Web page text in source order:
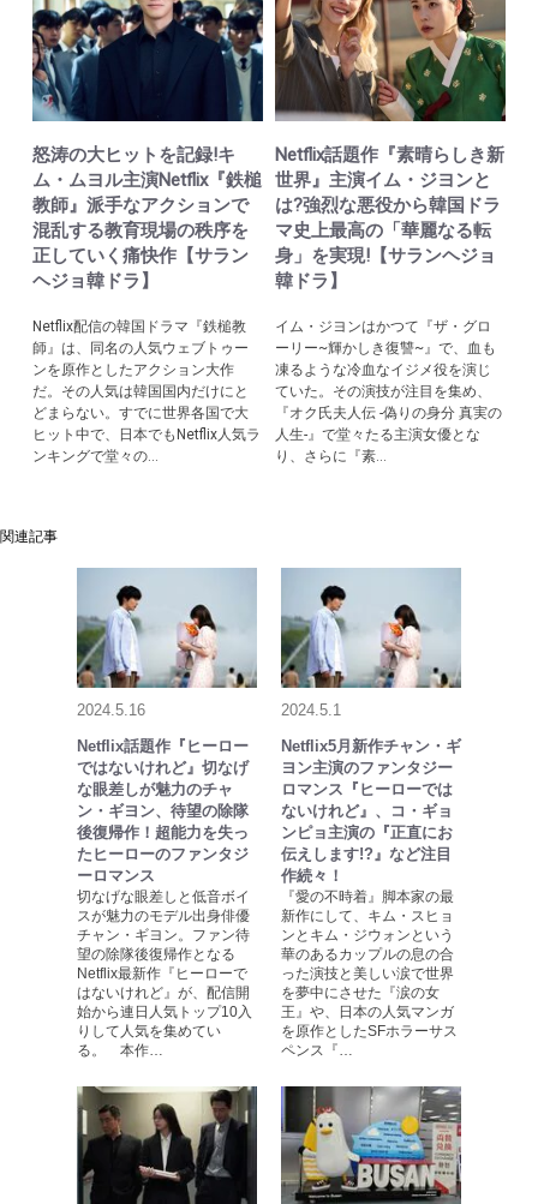
怒涛の大ヒットを記録!キ
ム・ムヨル主演Netflix『鉄槌
教師』派手なアクションで
混乱する教育現場の秩序を
正していく痛快作【サラン
ヘジョ韓ドラ】
Netflix配信の韓国ドラマ『鉄槌教
師』は、同名の人気ウェブトゥー
ンを原作としたアクション大作
だ。その人気は韓国国内だけにと
どまらない。すでに世界各国で大
ヒット中で、日本でもNetflix人気ラ
ンキングで堂々の...
Netflix話題作『素晴らしき新
世界』主演イム・ジヨンと
は?強烈な悪役から韓国ドラ
マ史上最高の「華麗なる転
身」を実現!【サランヘジョ
韓ドラ】
イム・ジヨンはかつて『ザ・グロ
ーリー~輝かしき復讐~』で、血も
凍るような冷血なイジメ役を演じ
ていた。その演技が注目を集め、
『オク氏夫人伝 -偽りの身分 真実の
人生-』で堂々たる主演女優とな
り、さらに『素...
関連記事
2024.5.16
Netflix話題作『ヒーロー
ではないけれど』切なげ
な眼差しが魅力のチャ
ン・ギヨン、待望の除隊
後復帰作！超能力を失っ
たヒーローのファンタジ
ーロマンス
切なげな眼差しと低音ボイ
スが魅力のモデル出身俳優
チャン・ギヨン。ファン待
望の除隊後復帰作となる
Netflix最新作『ヒーローで
はないけれど』が、配信開
始から連日人気トップ10入
りして人気を集めてい
る。 本作…
2024.5.1
Netflix5月新作チャン・ギ
ヨン主演のファンタジー
ロマンス『ヒーローでは
ないけれど』、コ・ギョ
ンピョ主演の『正直にお
伝えします!?』など注目
作続々！
『愛の不時着』脚本家の最
新作にして、キム・スヒョ
ンとキム・ジウォンという
華のあるカップルの息の合
った演技と美しい涙で世界
を夢中にさせた『涙の女
王』や、日本の人気マンガ
を原作としたSFホラーサス
ペンス『…